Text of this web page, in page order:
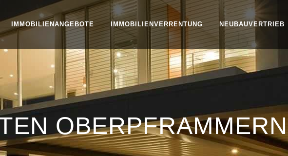
IMMOBILIENANGEBOTE IMMOBILIENVERRENTUNG NEUBAUVERTRIEB
OBERPFRAMMERN